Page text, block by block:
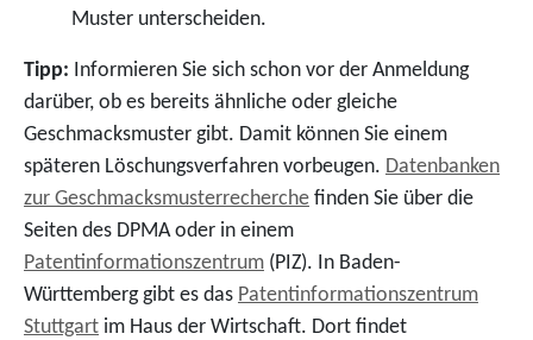
Muster unterscheiden.
Tipp: Informieren Sie sich schon vor der Anmeldung
darüber, ob es bereits ähnliche oder gleiche
Geschmacksmuster gibt. Damit können Sie einem
späteren Löschungsverfahren vorbeugen. Datenbanken
zur Geschmacksmusterrecherche finden Sie über die
Seiten des DPMA oder in einem
Patentinformationszentrum (PIZ). In Baden-
Württemberg gibt es das Patentinformationszentrum
Stuttgart im Haus der Wirtschaft. Dort findet